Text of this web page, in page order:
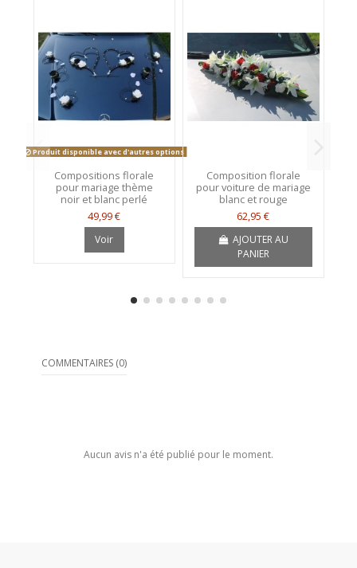
Produit disponible avec d'autres options
Compositions florale
pour mariage thème
noir et blanc perlé
49,99 €
Voir
Composition florale
pour voiture de mariage
blanc et rouge
62,95 €
AJOUTER AU
PANIER
COMMENTAIRES (0)
Aucun avis n'a été publié pour le moment.